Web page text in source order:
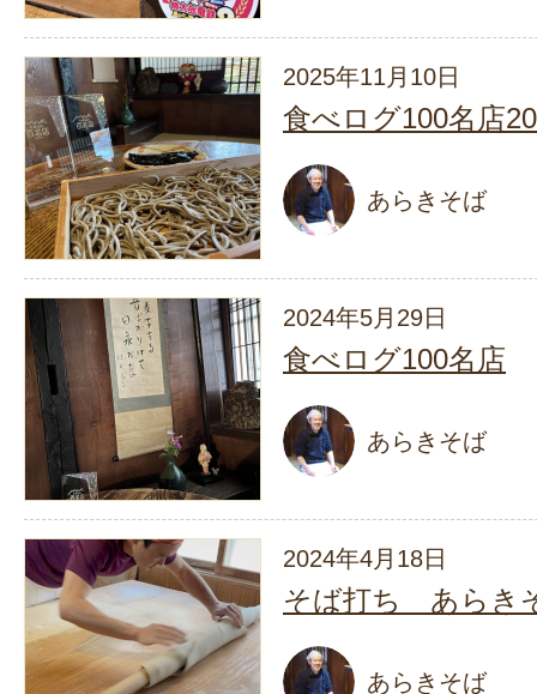
2025年11月10日
食べログ100名店
あらきそば
2024年5月29日
食べログ100名店
あらきそば
2024年4月18日
そば打ち あらき
あらきそば